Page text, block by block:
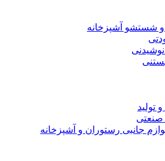
شستشو آشپزخانه
تولید
صنعتی
جانبی رستوران و آشپزخانه